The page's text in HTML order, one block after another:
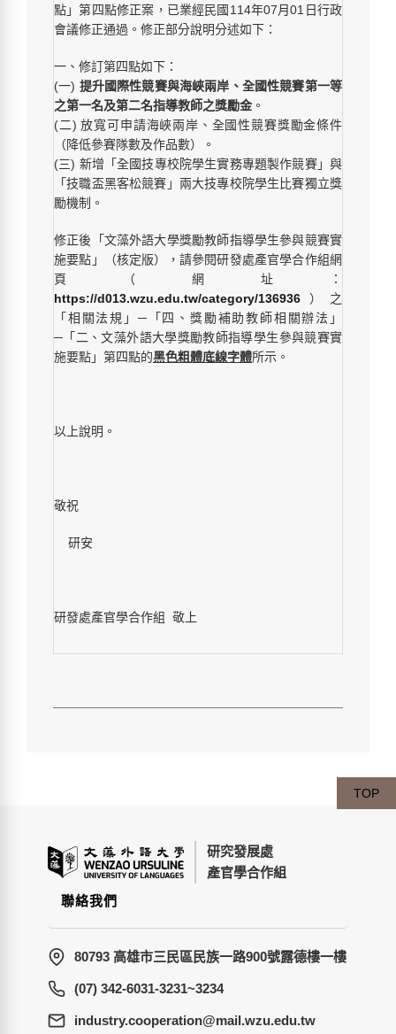
點」第四點修正案，已業經民國114年07月01日行政
會議修正通過。修正部分說明分述如下：
一、修訂第四點如下：
(一) 提升國際性競賽與海峽兩岸、全國性競賽第一等
之第一名及第二名指導教師之獎勵金 。
(二) 放寬可申請海峽兩岸、全國性競賽獎勵金條件
（降低參賽隊數及作品數）。
(三) 新增「全國技專校院學生實務專題製作競賽」與
「技職盃黑客松競賽」兩大技專校院學生比賽獨立獎
勵機制。
修正後「文藻外語大學獎勵教師指導學生參與競賽實
施要點」（核定版），請參閱研發處產官學合作組網
頁（網址：
https://d013.wzu.edu.tw/category/136936 ）之
「相關法規」─「四、獎勵補助教師相關辦法」
─「二、文藻外語大學獎勵教師指導學生參與競賽實
施要點」第四點的黑色粗體底線字體所示。
以上說明。
敬祝
研安
研發處產官學合作組 敬上
研究發展處
產官學合作組
聯絡我們
80793 高雄市三民區民族一路900號露德樓一樓
(07) 342-6031-3231~3234
wt.ude.uzw.liam@noitarepooc.yrtsudni
TOP